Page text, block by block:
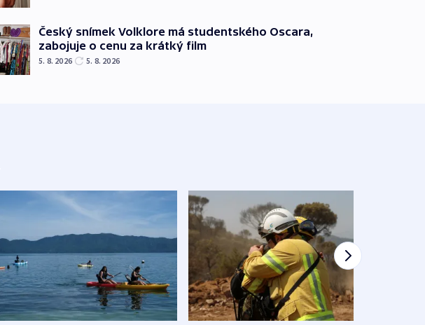
Český snímek Volklore má studentského Oscara,
zabojuje o cenu za krátký film
5. 8. 2026 5. 8. 2026